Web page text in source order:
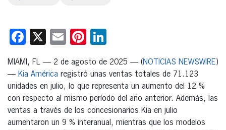
Facebook
X EmailPinterest
MIAMI, FL — 2 de agosto de 2025 — (NOTICIAS NEWSWIRE)
— Kia América registró unas ventas totales de 71.123
unidades en julio, lo que representa un aumento del 12 %
con respecto al mismo período del año anterior. Además, las
ventas a través de los concesionarios Kia en julio
aumentaron un 9 % interanual, mientras que los modelos